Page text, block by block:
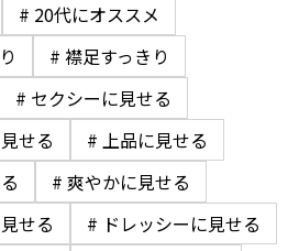
# 20代にオススメ
# 襟足すっきり
# セクシーに見せる
せる
# 上品に見せる
# 爽やかに見せる
せる
# ドレッシーに見せる